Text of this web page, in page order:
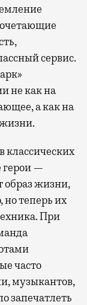
сервис.
не как на
а как на
классических
герои —
образ жизни,
теперь их
При
часто
музыкантов,
запечатлеть